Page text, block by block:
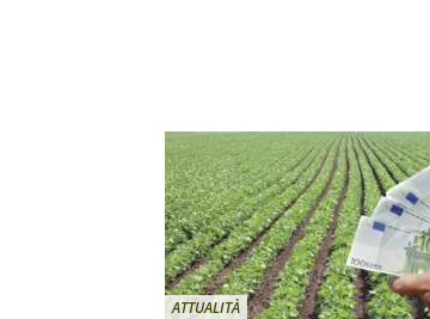
ATTUALITÀ